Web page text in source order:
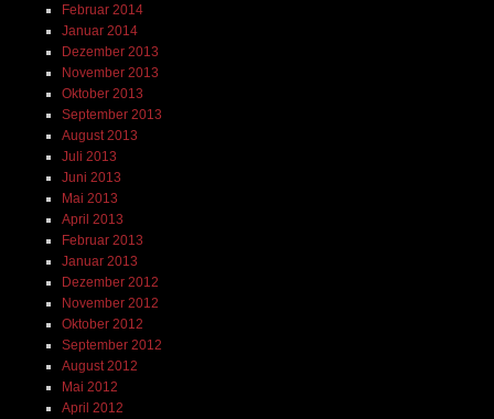
Februar 2014
Januar 2014
Dezember 2013
November 2013
Oktober 2013
September 2013
August 2013
Juli 2013
Juni 2013
Mai 2013
April 2013
Februar 2013
Januar 2013
Dezember 2012
November 2012
Oktober 2012
September 2012
August 2012
Mai 2012
April 2012